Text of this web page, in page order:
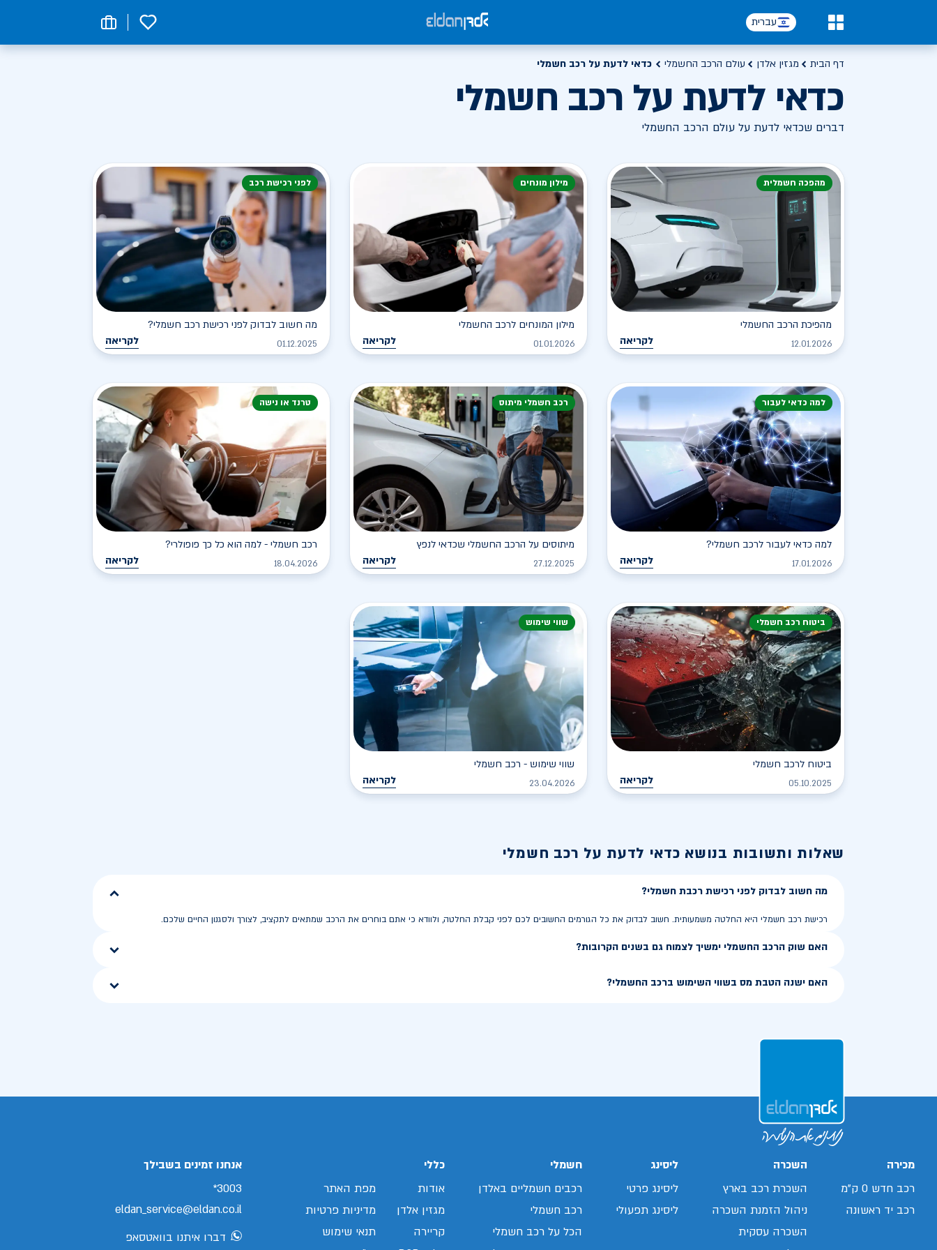
עברית 0
דף הבית מגזין אלדן עולם הרכב החשמלי כדאי לדעת על רכב חשמלי
כדאי לדעת על רכב חשמלי
דברים שכדאי לדעת על עולם הרכב החשמלי
מהפכה חשמלית
מהפיכת הרכב החשמלי
12.01.2026 לקריאה
מילון מונחים
מילון המונחים לרכב החשמלי
01.01.2026 לקריאה
לפני רכישת רכב
מה חשוב לבדוק לפני רכישת רכב חשמלי?
01.12.2025 לקריאה
למה כדאי לעבור
למה כדאי לעבור לרכב חשמלי?
17.01.2026 לקריאה
רכב חשמלי מיתוס
מיתוסים על הרכב החשמלי שכדאי לנפץ
27.12.2025 לקריאה
טרנד או נישה
רכב חשמלי - למה הוא כל כך פופולרי?
18.04.2026 לקריאה
ביטוח רכב חשמלי
ביטוח לרכב חשמלי
05.10.2025 לקריאה
שווי שימוש
שווי שימוש - רכב חשמלי
23.04.2026 לקריאה
שאלות ותשובות בנושא כדאי לדעת על רכב חשמלי
מה חשוב לבדוק לפני רכישת רכבת חשמלי?
רכישת רכב חשמלי היא החלטה משמעותית. חשוב לבדוק את כל הגורמים החשובים לכם לפני קבלת החלטה, ולוודא כי אתם בוחרים את הרכב שמתאים לתקציב, לצורך ולסגנון החיים שלכם.
האם שוק הרכב החשמלי ימשיך לצמוח גם בשנים הקרובות?
האם ישנה הטבת מס בשווי השימוש ברכב החשמלי?
מכירה
רכב חדש 0 ק"מ
רכב יד ראשונה
השכרה
השכרת רכב בארץ
ניהול הזמנת השכרה
השכרה עסקית
ליסינג
ליסינג פרטי
ליסינג תפעולי
חשמלי
רכבים חשמליים באלדן
רכב חשמלי
הכל על רכב חשמלי
כללי
אודות
מגזין אלדן
קריירה
מפת האתר
מדיניות פרטיות
תנאי שימוש
אנחנו זמינים בשבילך
3003*
eldan_service@eldan.co.il
דברו איתנו בוואטסאפ